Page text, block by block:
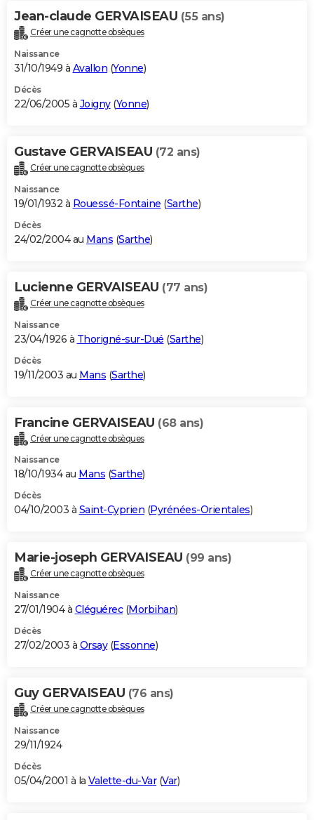
Jean-claude GERVAISEAU (55 ans)
Créer une cagnotte obsèques
Naissance
31/10/1949 à Avallon (Yonne)
Décès
22/06/2005 à Joigny(Yonne)
Gustave GERVAISEAU (72 ans)
Créer une cagnotte obsèques
Naissance
19/01/1932 à Rouessé-Fontaine (Sarthe)
Décès
24/02/2004 au Mans (Sarthe)
Lucienne GERVAISEAU (77 ans)
Créer une cagnotte obsèques
Naissance
23/04/1926 à Thorigné-sur-Dué (Sarthe)
Décès
19/11/2003 au Mans (Sarthe)
Francine GERVAISEAU (68 ans)
Créer une cagnotte obsèques
Naissance
18/10/1934 au Mans (Sarthe)
Décès
04/10/2003 à Saint-Cyprien (Pyrénées-Orientales)
Marie-joseph GERVAISEAU (99 ans)
Créer une cagnotte obsèques
Naissance
27/01/1904 à Cléguérec(Morbihan)
Décès
27/02/2003 à Orsay(Essonne)
Guy GERVAISEAU (76 ans)
Créer une cagnotte obsèques
Naissance
29/11/1924
Décès
05/04/2001 à la Valette-du-Var(Var)